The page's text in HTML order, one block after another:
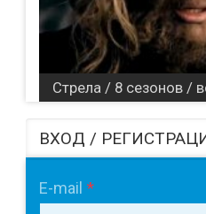
Стрела / 8 сезонов /
ВХОД /
E-mail